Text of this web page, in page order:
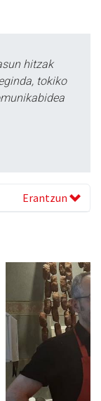
hitzak
tokiko
Erantzun